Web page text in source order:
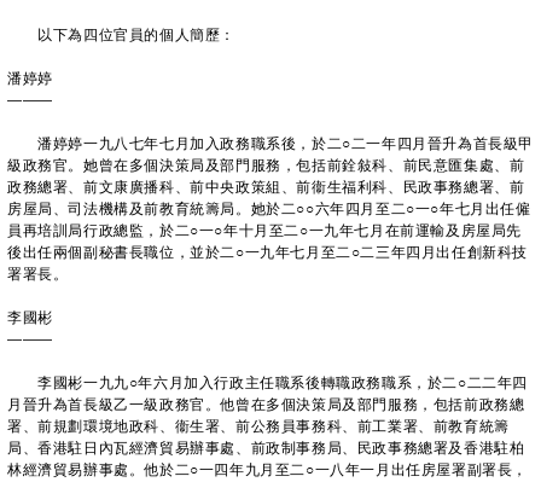
以下為四位官員的個人簡歷：
潘婷婷
———
潘婷婷一九八七年七月加入政務職系後，於二○二一年四月晉升為首長級甲
級政務官。她曾在多個決策局及部門服務，包括前銓敍科、前民意匯集處、前
政務總署、前文康廣播科、前中央政策組、前衞生福利科、民政事務總署、前
房屋局、司法機構及前教育統籌局。她於二○○六年四月至二○一○年七月出任僱
員再培訓局行政總監，於二○一○年十月至二○一九年七月在前運輸及房屋局先
後出任兩個副秘書長職位，並於二○一九年七月至二○二三年四月出任創新科技
署署長。
李國彬
———
李國彬一九九○年六月加入行政主任職系後轉職政務職系，於二○二二年四
月晉升為首長級乙一級政務官。他曾在多個決策局及部門服務，包括前政務總
署、前規劃環境地政科、衞生署、前公務員事務科、前工業署、前教育統籌
局、香港駐日內瓦經濟貿易辦事處、前政制事務局、民政事務總署及香港駐柏
林經濟貿易辦事處。他於二○一四年九月至二○一八年一月出任房屋署副署長，